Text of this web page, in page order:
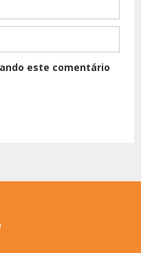
este comentário